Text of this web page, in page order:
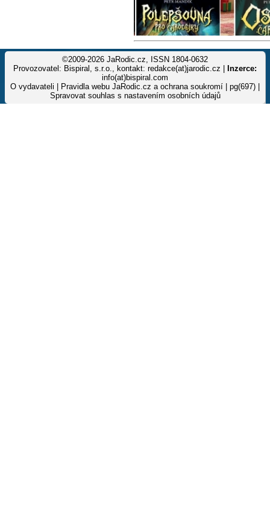
©2009-2026 JaRodic.cz, ISSN 1804-0632
Provozovatel: Bispiral, s.r.o., kontakt: redakce(at)jarodic.cz |
Inzerce:
info(at)bispiral.com
O vydavateli
Pravidla webu JaRodic.cz a ochrana soukromí | pg(697) |
Spravovat souhlas s nastavením osobních údajů